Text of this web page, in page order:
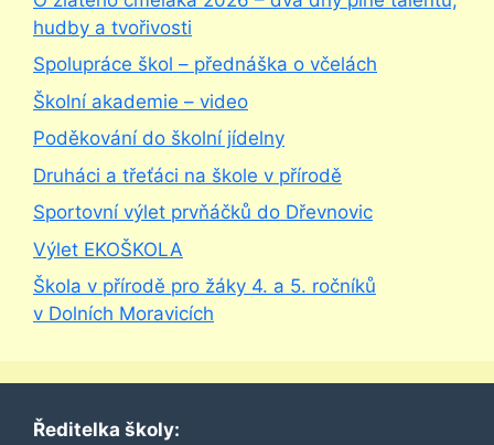
hudby a tvořivosti
Spolupráce škol – přednáška o včelách
Školní akademie – video
Poděkování do školní jídelny
Druháci a třeťáci na škole v přírodě
Sportovní výlet prvňáčků do Dřevnovic
Výlet EKOŠKOLA
Škola v přírodě pro žáky 4. a 5. ročníků
v Dolních Moravicích
Ředitelka školy: